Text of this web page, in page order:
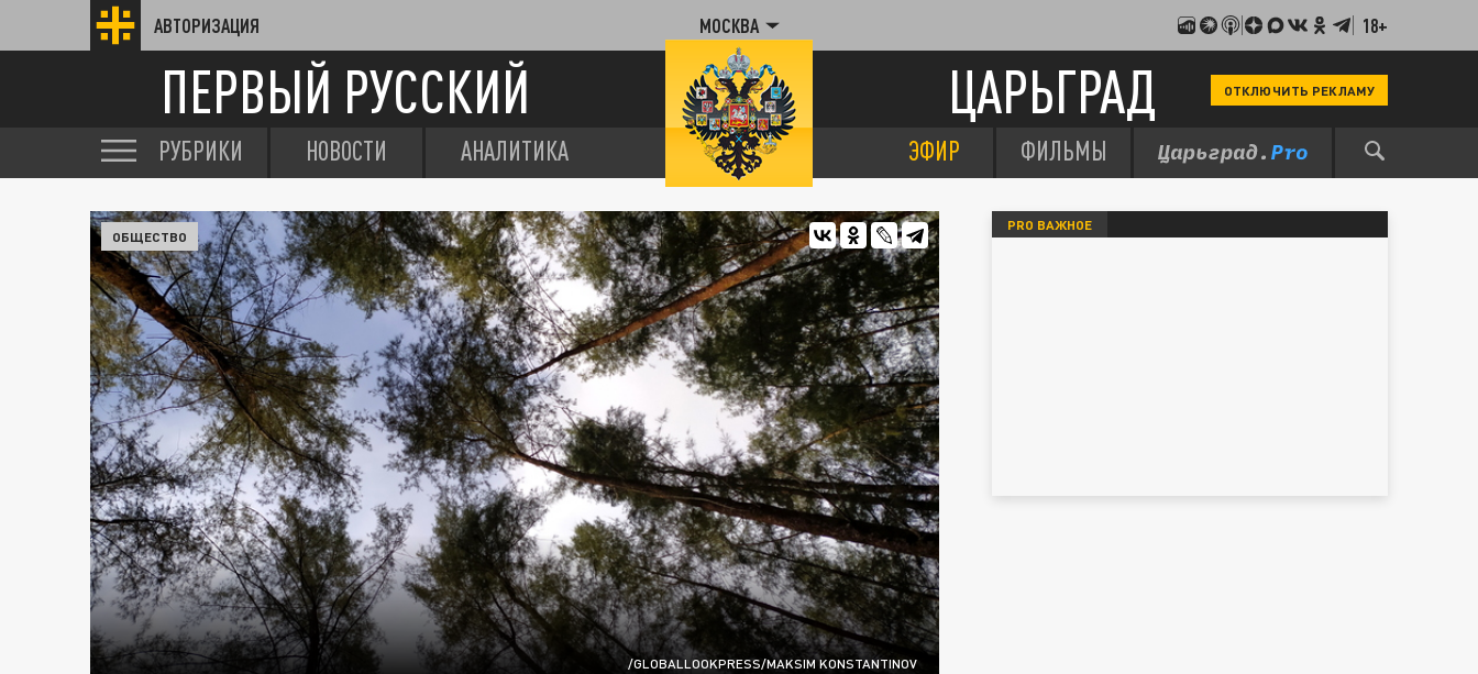
АВТОРИЗАЦИЯ МОСКВА 18+
ПЕРВЫЙ РУССКИЙ ЦАРЬГРАД ОТКЛЮЧИТЬ РЕКЛАМУ
РУБРИКИ НОВОСТИ АНАЛИТИКА ЭФИР ФИЛЬМЫ
/GLOBALLOOKPRESS/MAKSIM KONSTANTINOV
ОБЩЕСТВО
PRO ВАЖНОЕ